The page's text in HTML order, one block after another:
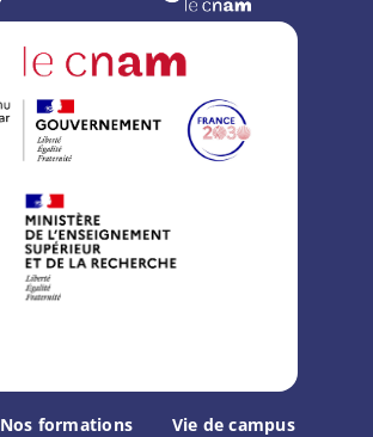
Nos formations Vie de campus